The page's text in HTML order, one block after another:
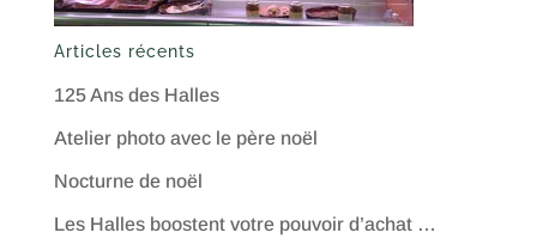
Articles récents
125 Ans des Halles
Atelier photo avec le père noël
Nocturne de noël
Les Halles boostent votre pouvoir d’achat …